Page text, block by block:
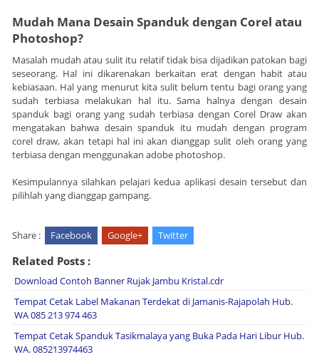
Mudah Mana Desain Spanduk dengan Corel atau
Photoshop?
Masalah mudah atau sulit itu relatif tidak bisa dijadikan patokan bagi
seseorang. Hal ini dikarenakan berkaitan erat dengan habit atau
kebiasaan. Hal yang menurut kita sulit belum tentu bagi orang yang
sudah terbiasa melakukan hal itu. Sama halnya dengan desain
spanduk bagi orang yang sudah terbiasa dengan Corel Draw akan
mengatakan bahwa desain spanduk itu mudah dengan program
corel draw, akan tetapi hal ini akan dianggap sulit oleh orang yang
terbiasa dengan menggunakan adobe photoshop.
Kesimpulannya silahkan pelajari kedua aplikasi desain tersebut dan
pilihlah yang dianggap gampang.
Share : Facebook Google+ Twitter
Related Posts :
Download Contoh Banner Rujak Jambu Kristal.cdr
Tempat Cetak Label Makanan Terdekat di Jamanis-Rajapolah Hub.
WA 085 213 974 463
Tempat Cetak Spanduk Tasikmalaya yang Buka Pada Hari Libur Hub.
WA. 085213974463